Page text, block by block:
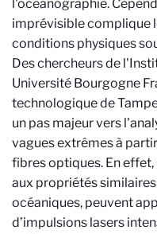
l'océanographie.
imprévisible complique
conditions physiques
Des chercheurs de
Université Bourgogne
technologique de
un pas majeur vers
vagues extrêmes à
fibres optiques. En
aux propriétés
océaniques, peuvent
d’impulsions lasers